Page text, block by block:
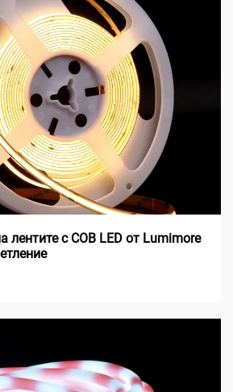
лентите с COB LED от Lumimore